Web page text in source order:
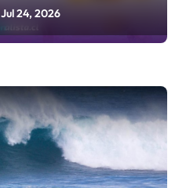
Jul 24, 2026